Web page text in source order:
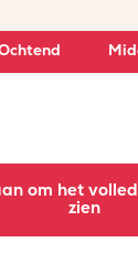
om het
zien